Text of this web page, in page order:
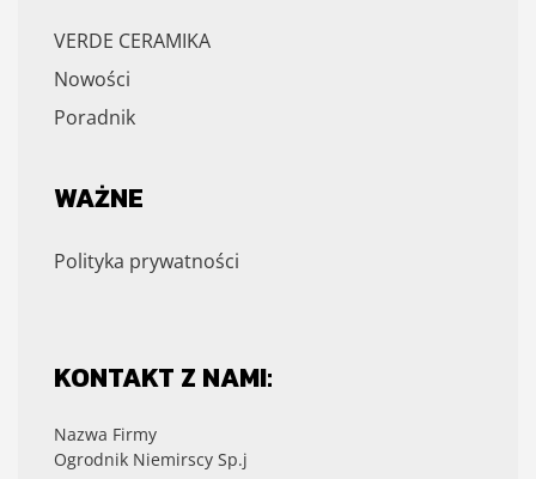
VERDE CERAMIKA
Nowości
Poradnik
WAŻNE
Polityka prywatności
KONTAKT Z NAMI:
Nazwa Firmy
Ogrodnik Niemirscy Sp.j